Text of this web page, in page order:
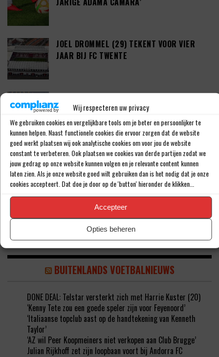
Wij respecteren uw privacy
We gebruiken cookies en vergelijkbare tools om je beter en persoonlijker te
kunnen helpen. Naast functionele cookies die ervoor zorgen dat de website
goed werkt plaatsen wij ook analytische cookies om voor jou de website
constant te verbeteren. Ook plaatsen we cookies van derde partijen zodat we
jouw gedrag op onze website kunnen volgen en je relevante content kunnen
laten zien. Als je onze website goed wilt gebruiken dan is het nodig dat je onze
cookies accepteert. Dat doe je door op de 'button' hieronder de klikken...
Accepteer
Opties beheren
JOEL DROMMEL (29) TEKENT VOOR VIER
JAAR BIJ FC TWENTE
SPELER ZIJN VOOR FEYENOORD’
PETER BOSZ OVER ONTWIKKELINGEN BIJ
AJAX: ‘LIG BIBBEREND IN BED’
‘KODAI SANO DEZE ZOMER DAN TOCH VAN
NEC NAAR PSV’
BUITENLANDS VOETBALNIEUWS
DONE DEAL: Telstar versterkt zich met Harrie Kuster (20)
‘Kenny Tete zou een goede speler zijn voor Feyenoord’
‘Italiaanse topclub aast op de handtekening van Kenneth
Taylor’
‘AZ wil Peer Koopmeiners niet verkopen aan Club Brugge’
Julian Rijkhoff zet zijn loopbaan voort bij Andorra FC